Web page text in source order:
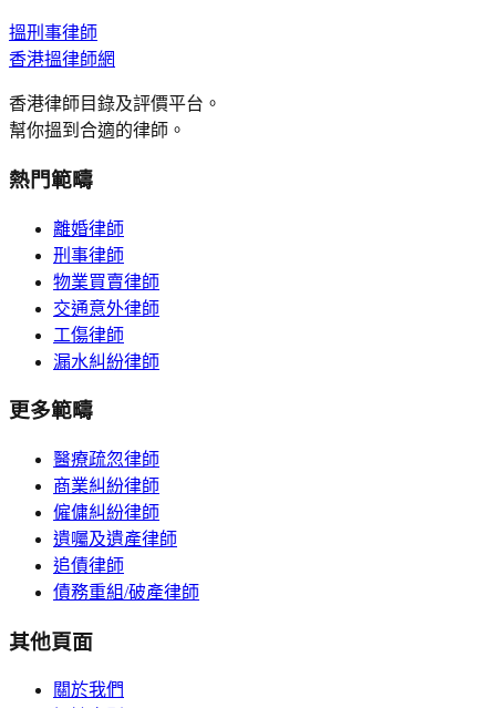
搵刑事律師
香港搵律師網
香港律師目錄及評價平台。
幫你搵到合適的律師。
熱門範疇
離婚律師
刑事律師
物業買賣律師
交通意外律師
工傷律師
漏水糾紛律師
更多範疇
醫療疏忽律師
商業糾紛律師
僱傭糾紛律師
遺囑及遺產律師
追債律師
債務重組/破產律師
其他頁面
關於我們